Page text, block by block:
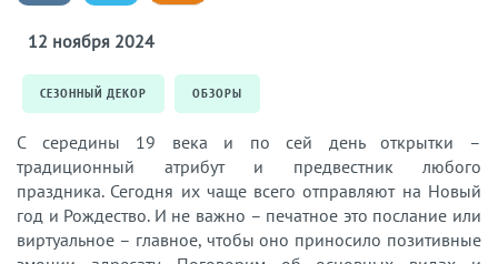
12 ноября 2024
СЕЗОННЫЙ ДЕКОР ОБЗОРЫ
С середины 19 века и по сей день открытки –
традиционный атрибут и предвестник любого
праздника. Сегодня их чаще всего отправляют на Новый
год и Рождество. И не важно – печатное это послание или
виртуальное – главное, чтобы оно приносило позитивные